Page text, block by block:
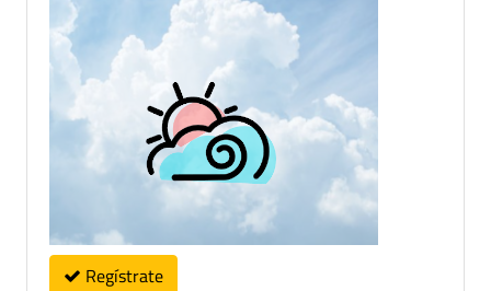
Regístrate